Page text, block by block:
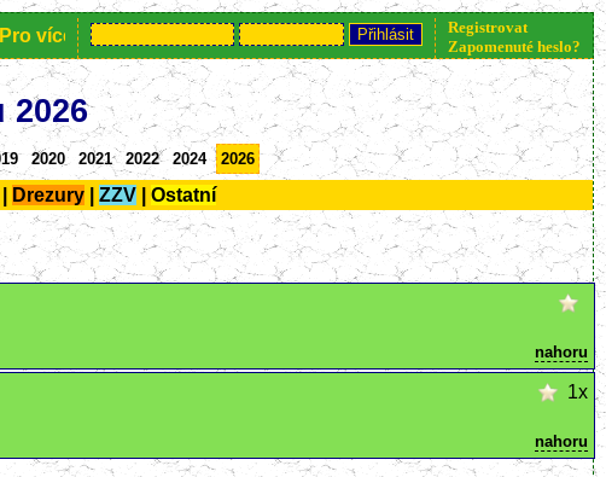
2026
2020 2021 2022 2024 2026
Drezury ZZV Ostatní
nahoru
1x
nahoru
Registrovat
Zapomenuté heslo?
více informací klikněte nebo volejte 777 234 448.